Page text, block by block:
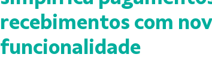
recebimentos com
funcionalidade